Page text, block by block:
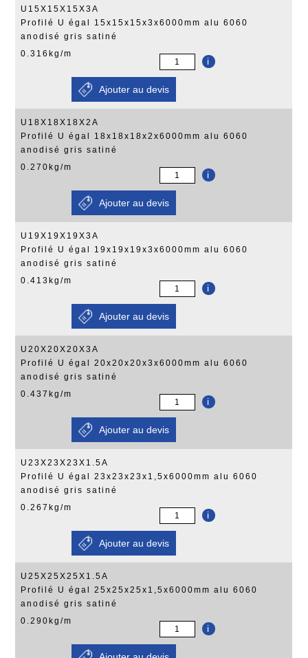
U15X15X15X3A
Profilé U égal 15x15x15x3x6000mm alu 6060
anodisé gris satiné
0.316kg/m
i
U18X18X18X2A
Profilé U égal 18x18x18x2x6000mm alu 6060
anodisé gris satiné
0.270kg/m
i
U19X19X19X3A
Profilé U égal 19x19x19x3x6000mm alu 6060
anodisé gris satiné
0.413kg/m
i
U20X20X20X3A
Profilé U égal 20x20x20x3x6000mm alu 6060
anodisé gris satiné
0.437kg/m
i
U23X23X23X1.5A
Profilé U égal 23x23x23x1,5x6000mm alu 6060
anodisé gris satiné
0.267kg/m
i
U25X25X25X1.5A
Profilé U égal 25x25x25x1,5x6000mm alu 6060
anodisé gris satiné
0.290kg/m
i